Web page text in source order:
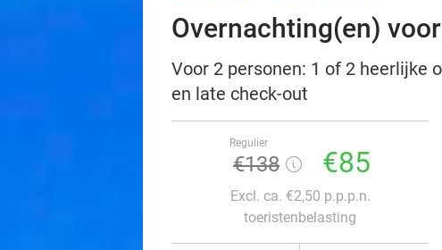
Overnachting(en)
Voor 2 personen: 1 of 2 heerlijke
en late check-out
Regulier
€138 €85
Excl. ca. €2,50 p.p.p.n.
toeristenbelasting